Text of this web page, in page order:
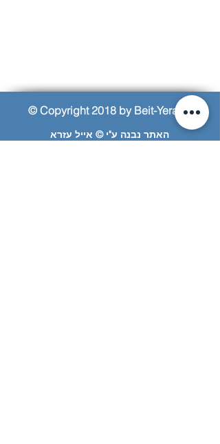
© Copyright 2018 by Beit-Yerach
האתר נבנה ע"י © אייל עזרא